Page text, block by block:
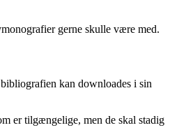
gerne skulle være med.
kan downloades i sin
er tilgængelige, men de skal stadig